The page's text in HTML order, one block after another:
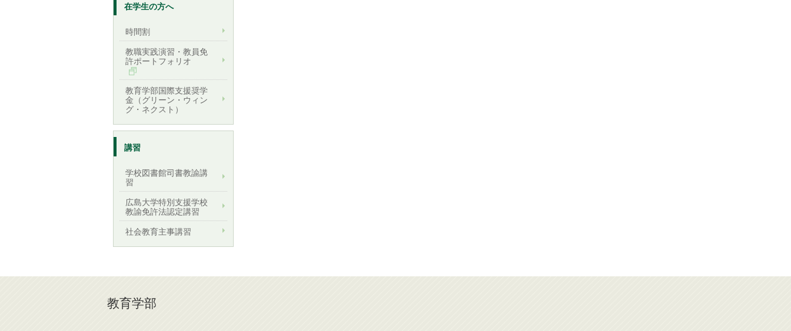
在学生の方へ
時間割
教職実践演習・教員免
許ポートフォリオ
教育学部国際支援奨学
金（グリーン・ウィン
グ・ネクスト）
講習
学校図書館司書教諭講
習
広島大学特別支援学校
教諭免許法認定講習
社会教育主事講習
教育学部